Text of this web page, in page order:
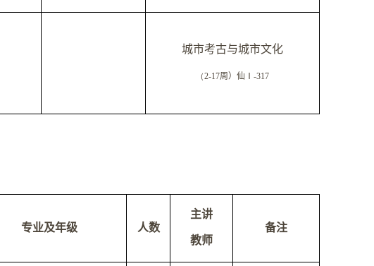
城市考古与城市文化
（2-17周）仙 Ⅰ -317
专业及年级
人数
主讲
教师
备注